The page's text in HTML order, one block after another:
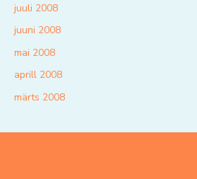
juuli 2008
juuni 2008
mai 2008
aprill 2008
märts 2008